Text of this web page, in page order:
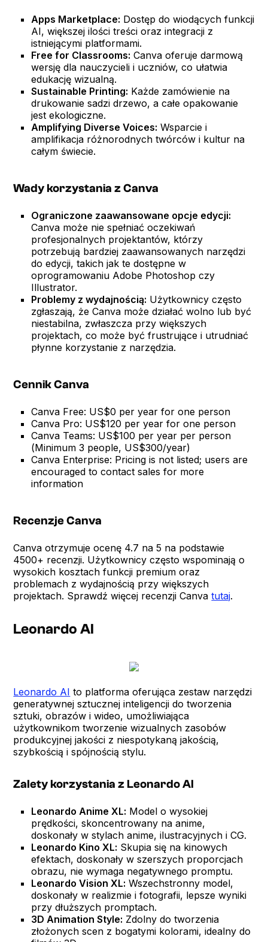
Apps Marketplace: Dostęp do wiodących funkcji
AI, większej ilości treści oraz integracji z
istniejącymi platformami.
Free for Classrooms: Canva oferuje darmową
wersję dla nauczycieli i uczniów, co ułatwia
edukację wizualną.
Sustainable Printing: Każde zamówienie na
drukowanie sadzi drzewo, a całe opakowanie
jest ekologiczne.
Amplifying Diverse Voices: Wsparcie i
amplifikacja różnorodnych twórców i kultur na
całym świecie.
Wady korzystania z Canva
Ograniczone zaawansowane opcje edycji:
Canva może nie spełniać oczekiwań
profesjonalnych projektantów, którzy
potrzebują bardziej zaawansowanych narzędzi
do edycji, takich jak te dostępne w
oprogramowaniu Adobe Photoshop czy
Illustrator.
Problemy z wydajnością: Użytkownicy często
zgłaszają, że Canva może działać wolno lub być
niestabilna, zwłaszcza przy większych
projektach, co może być frustrujące i utrudniać
płynne korzystanie z narzędzia.
Cennik Canva
Canva Free: US$0 per year for one person
Canva Pro: US$120 per year for one person
Canva Teams: US$100 per year per person
(Minimum 3 people, US$300/year)
Canva Enterprise: Pricing is not listed; users are
encouraged to contact sales for more
information
Recenzje Canva
Canva otrzymuje ocenę 4.7 na 5 na podstawie
4500+ recenzji. Użytkownicy często wspominają o
wysokich kosztach funkcji premium oraz
problemach z wydajnością przy większych
projektach. Sprawdź więcej recenzji Canvatutaj.
Leonardo AI
Leonardo AI to platforma oferująca zestaw narzędzi
generatywnej sztucznej inteligencji do tworzenia
sztuki, obrazów i wideo, umożliwiająca
użytkownikom tworzenie wizualnych zasobów
produkcyjnej jakości z niespotykaną jakością,
szybkością i spójnością stylu.
Zalety korzystania z Leonardo AI
Leonardo Anime XL: Model o wysokiej
prędkości, skoncentrowany na anime,
doskonały w stylach anime, ilustracyjnych i CG.
Leonardo Kino XL: Skupia się na kinowych
efektach, doskonały w szerszych proporcjach
obrazu, nie wymaga negatywnego promptu.
Leonardo Vision XL: Wszechstronny model,
doskonały w realizmie i fotografii, lepsze wyniki
przy dłuższych promptach.
3D Animation Style: Zdolny do tworzenia
złożonych scen z bogatymi kolorami, idealny do